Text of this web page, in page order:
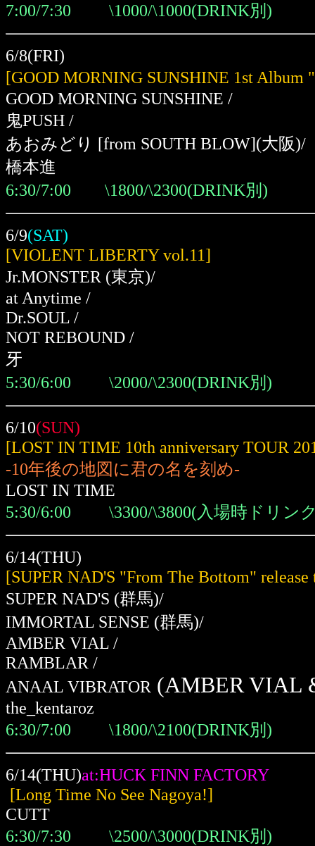
7:00/7:30 \1000/\1000(DRINK別)
6/8(FRI)
[GOOD MORNING SUNSHINE 1st Album
GOOD MORNING SUNSHINE /
鬼PUSH /
あおみどり [from SOUTH BLOW](大阪)/
橋本進
6:30/7:00 \1800/\2300(DRINK別)
6/9(SAT)
[VIOLENT LIBERTY vol.11]
Jr.MONSTER (東京)/
at Anytime /
Dr.SOUL /
NOT REBOUND /
牙
5:30/6:00 \2000/\2300(DRINK別)
6/10(SUN)
[LOST IN TIME 10th anniversary TOUR
-10年後の地図に君の名を刻め-
LOST IN TIME
5:30/6:00 \3300/\3800(入場時ドリン
6/14(THU)
[SUPER NAD'S "From The Bottom"
SUPER NAD'S (群馬)/
IMMORTAL SENSE (群馬)/
AMBER VIAL /
RAMBLAR /
ANAAL VIBRATOR (AMBER VIAL
the_kentaroz
6:30/7:00 \1800/\2100(DRINK別)
6/14(THU)at:HUCK FINN FACTORY
[Long Time No See Nagoya!]
CUTT
6:30/7:30 \2500/\3000(DRINK別)